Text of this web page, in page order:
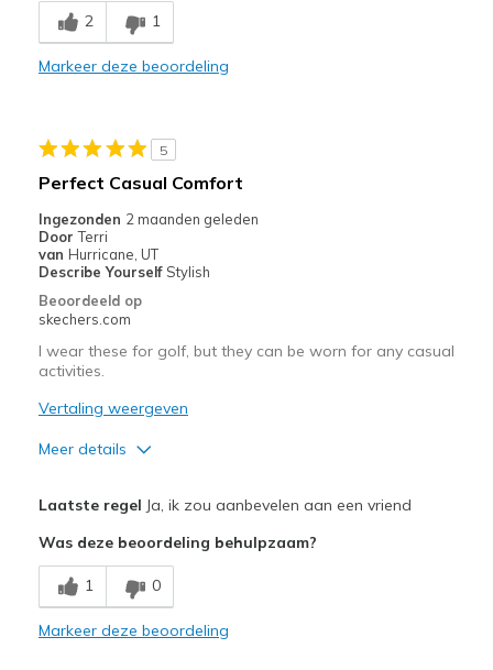
Comfortable
Beste toepassingen
Width
Sizing
Feels true to size
2 1
Markeer deze beoordeling
5
Perfect Casual Comfort
Ingezonden 2 maanden geleden
Door Terri
van Hurricane, UT
Describe Yourself Stylish
Beoordeeld op
skechers.com
I wear these for golf, but they can be worn for any casual
activities.
Vertaling weergeven
Meer details
Beste toepassingen
Casual Wear
Laatste regel Ja, ik zou aanbevelen aan een vriend
Was deze beoordeling behulpzaam?
1 0
Markeer deze beoordeling